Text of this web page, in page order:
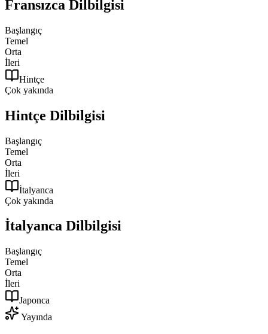
Fransızca Dilbilgisi
Başlangıç
Temel
Orta
İleri
Hintçe
Çok yakında
Hintçe Dilbilgisi
Başlangıç
Temel
Orta
İleri
İtalyanca
Çok yakında
İtalyanca Dilbilgisi
Başlangıç
Temel
Orta
İleri
Japonca
Yayında